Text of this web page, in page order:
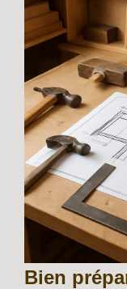
Bien